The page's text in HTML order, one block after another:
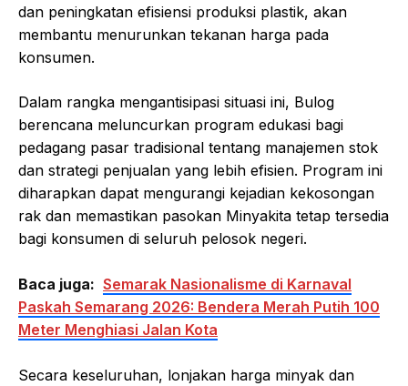
dan peningkatan efisiensi produksi plastik, akan
membantu menurunkan tekanan harga pada
konsumen.
Dalam rangka mengantisipasi situasi ini, Bulog
berencana meluncurkan program edukasi bagi
pedagang pasar tradisional tentang manajemen stok
dan strategi penjualan yang lebih efisien. Program ini
diharapkan dapat mengurangi kejadian kekosongan
rak dan memastikan pasokan Minyakita tetap tersedia
bagi konsumen di seluruh pelosok negeri.
Baca juga: Semarak Nasionalisme di Karnaval
Paskah Semarang 2026: Bendera Merah Putih 100
Meter Menghiasi Jalan Kota
Secara keseluruhan, lonjakan harga minyak dan